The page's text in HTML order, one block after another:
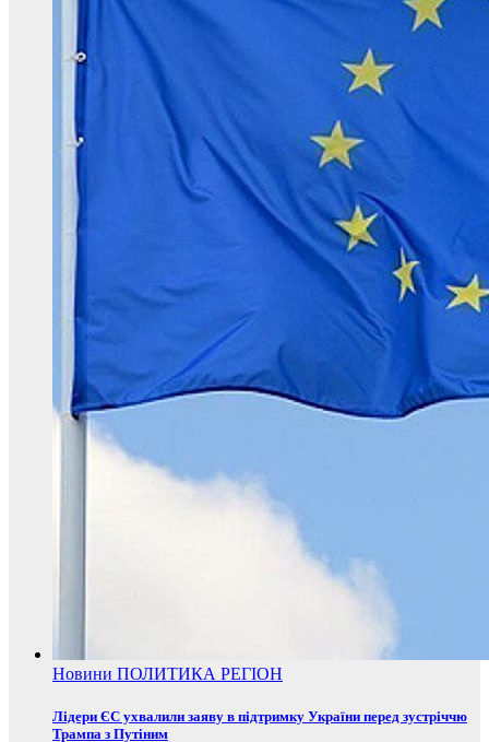
Новини ПОЛИТИКА РЕГІОН
Лідери ЄС ухвалили заяву в підтримку України перед зустріччю
Трампа з Путіним